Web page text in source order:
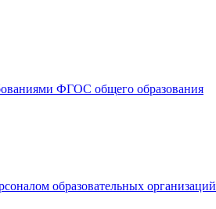
ФГОС общего образования
образовательных организаций